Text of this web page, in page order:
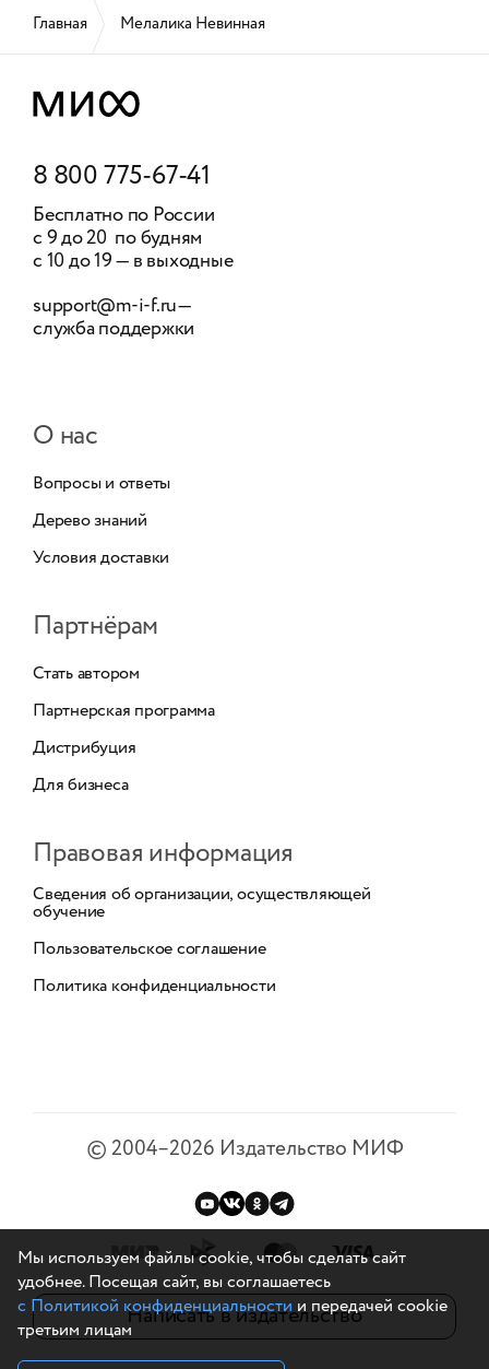
Главная Мелалика Невинная
8 800 775-67-41
Бесплатно по России
с 9 до 20 по будням
с 10 до 19 — в выходные
support@m-i-f.ru—
служба поддержки
О нас
Вопросы и ответы
Дерево знаний
Условия доставки
Партнёрам
Стать автором
Партнерская программа
Дистрибуция
Для бизнеса
Правовая информация
Сведения об организации, осуществляющей
обучение
Пользовательское соглашение
Политика конфиденциальности
©2004–2026 Издательство МИФ
Написать в издательство
Мы используем файлы cookie, чтобы сделать сайт
удобнее. Посещая сайт, вы соглашаетесь
с Политикой конфиденциальностии передачей cookie
третьим лицам